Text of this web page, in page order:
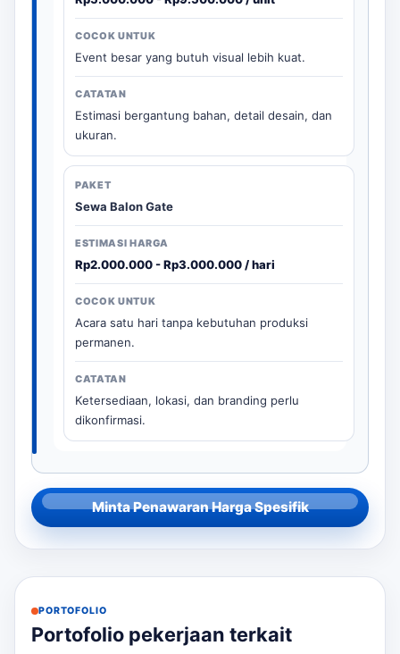
Event besar yang butuh visual lebih kuat.
Estimasi bergantung bahan, detail desain, dan
ukuran.
Sewa Balon Gate
Rp2.000.000 - Rp3.000.000 / hari
Acara satu hari tanpa kebutuhan produksi
permanen.
Ketersediaan, lokasi, dan branding perlu
dikonfirmasi.
Minta Penawaran Harga Spesifik
PORTOFOLIO
Portofolio pekerjaan terkait